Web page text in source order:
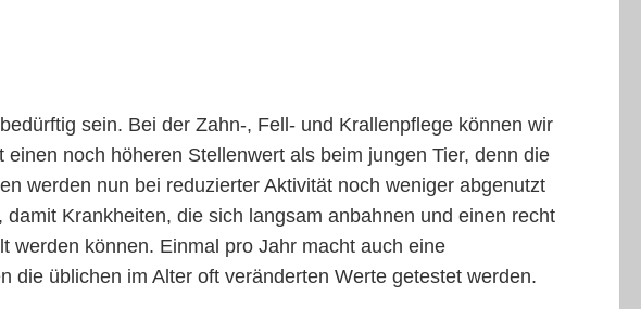
sein. Bei der Zahn-, Fell- und Krallenpflege können wir
noch höheren Stellenwert als beim jungen Tier, denn die
werden nun bei reduzierter Aktivität noch weniger abgenutzt
Krankheiten, die sich langsam anbahnen und einen recht
werden können. Einmal pro Jahr macht auch eine
die üblichen im Alter oft veränderten Werte getestet werden.